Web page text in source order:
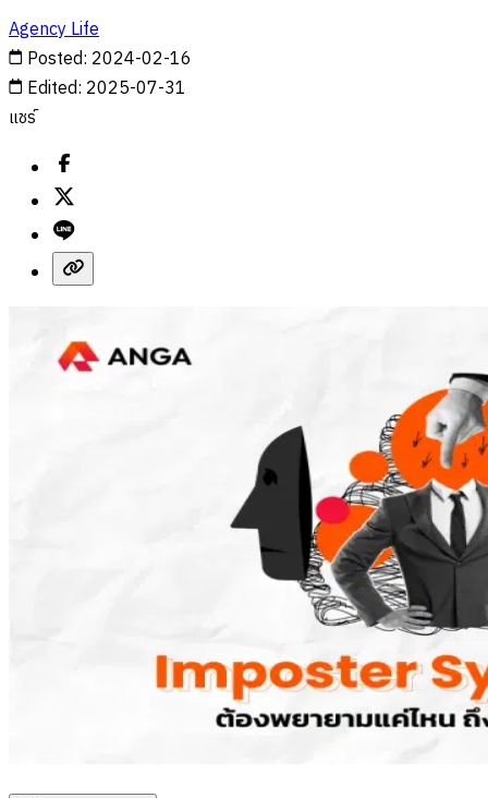
Agency Life
Posted: 2024-02-16
Edited: 2025-07-31
แชร์